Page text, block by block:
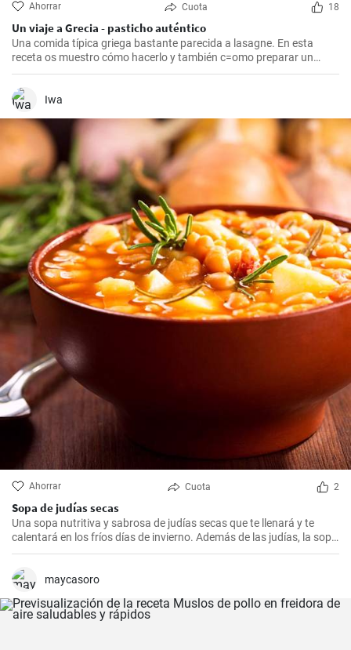
Ahorrar Cuota 18
Un viaje a Grecia - pasticho auténtico
Una comida típica griega bastante parecida a lasagne. En esta
receta os muestro cómo hacerlo y también c=omo preparar un
bechamel auténtico.
Iwa
Ahorrar Cuota 2
Sopa de judías secas
Una sopa nutritiva y sabrosa de judías secas que te llenará y te
calentará en los fríos días de invierno. Además de las judías, la sopa
también tiene patatas, zanahorias y cebolla, que le dan un rico
maycasoro